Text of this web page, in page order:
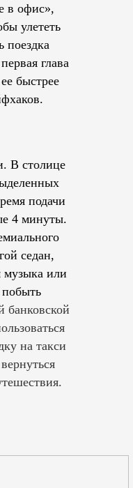
в офис»,
улететь
поездка
глава
быстрее
В столице
подачи
4 минуты.
седан,
музыка или
побыть
банковской
на такси